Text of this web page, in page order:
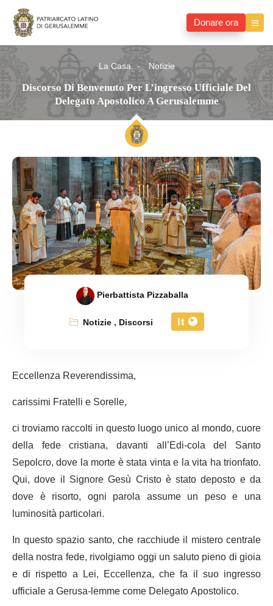
Donare ora
La Casa Notizie
Discorso Di Benvenuto Per L’ingresso Ufficiale Del
Delegato Apostolico A Gerusalemme
Pierbattista Pizzaballa
Notizie, Discorsi It
Eccellenza Reverendissima,
carissimi Fratelli e Sorelle,
ci troviamo raccolti in questo luogo unico al mondo, cuore
della fede cristiana, davanti all’Edi-cola del Santo
Sepolcro, dove la morte è stata vinta e la vita ha trionfato.
Qui, dove il Signore Gesù Cristo è stato deposto e da
dove è risorto, ogni parola assume un peso e una
luminosità particolari.
In questo spazio santo, che racchiude il mistero centrale
della nostra fede, rivolgiamo oggi un saluto pieno di gioia
e di rispetto a Lei, Eccellenza, che fa il suo ingresso
ufficiale a Gerusa-lemme come Delegato Apostolico.